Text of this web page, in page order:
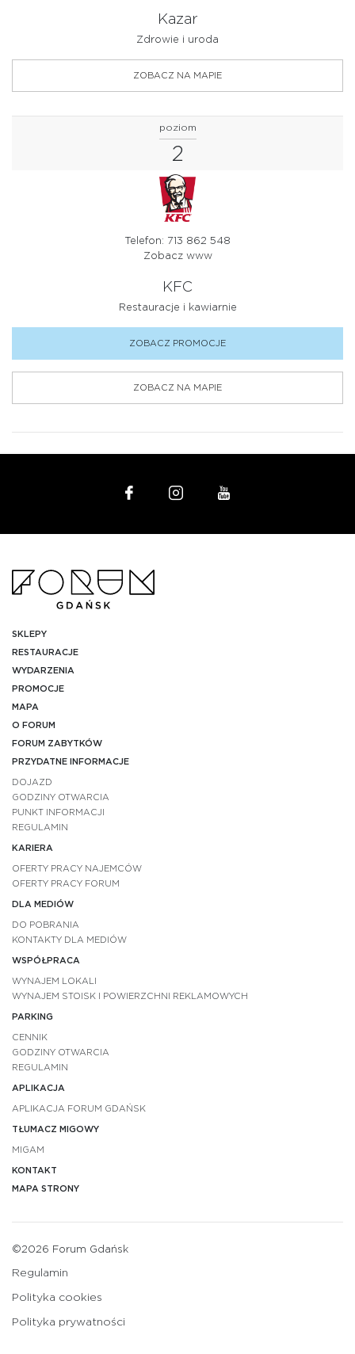
Kazar
Zdrowie i uroda
ZOBACZ NA MAPIE
poziom
2
Telefon: 713 862 548
Zobacz www
KFC
Restauracje i kawiarnie
ZOBACZ PROMOCJE
ZOBACZ NA MAPIE
SKLEPY
RESTAURACJE
WYDARZENIA
PROMOCJE
MAPA
O FORUM
FORUM ZABYTKÓW
PRZYDATNE INFORMACJE
DOJAZD
GODZINY OTWARCIA
PUNKT INFORMACJI
REGULAMIN
KARIERA
OFERTY PRACY NAJEMCÓW
OFERTY PRACY FORUM
DLA MEDIÓW
DO POBRANIA
KONTAKTY DLA MEDIÓW
WSPÓŁPRACA
WYNAJEM LOKALI
WYNAJEM STOISK I POWIERZCHNI REKLAMOWYCH
PARKING
CENNIK
GODZINY OTWARCIA
REGULAMIN
APLIKACJA
APLIKACJA FORUM GDAŃSK
TŁUMACZ MIGOWY
MIGAM
KONTAKT
MAPA STRONY
©2026 Forum Gdańsk
Regulamin
Polityka cookies
Polityka prywatności